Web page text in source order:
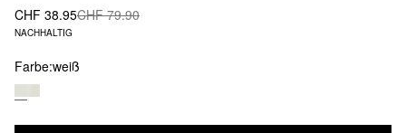
CHF 38.95CHF 79.90
NACHHALTIG
Farbe:weiß